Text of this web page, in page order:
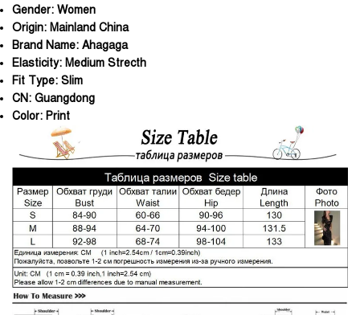
Gender: Women
Origin: Mainland China
Brand Name: Ahagaga
Elasticity: Medium Strecth
Fit Type: Slim
CN: Guangdong
Color: Print